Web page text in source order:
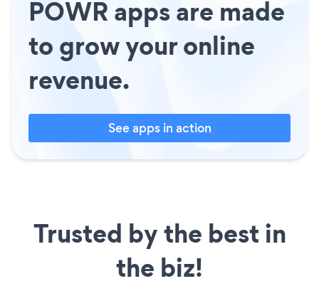
POWR apps are made
to grow your online
revenue.
See apps in action
Trusted by the best in
the biz!